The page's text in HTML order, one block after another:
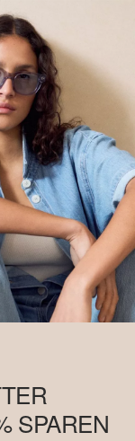
SPAREN